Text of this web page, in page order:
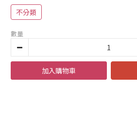
不分類
數量
加入購物車